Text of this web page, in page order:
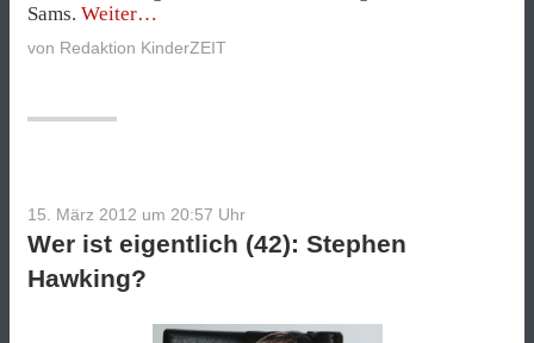
Sams. Weiter„Kuchen
zu
suchen“
von Redaktion KinderZEIT
15. März 2012 um 20:57 Uhr
Wer ist eigentlich (42): Stephen
Hawking?